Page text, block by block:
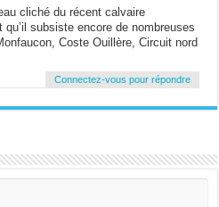
cliché du récent calvaire
subsiste encore de nombreuses
Coste Ouillère, Circuit nord
Connectez-vous pour répondre